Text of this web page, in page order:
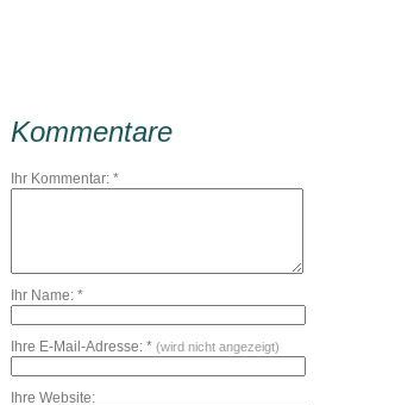
Kommentare
Ihr Kommentar: *
Ihr Name: *
Ihre E-Mail-Adresse: * (wird nicht angezeigt)
Ihre Website: